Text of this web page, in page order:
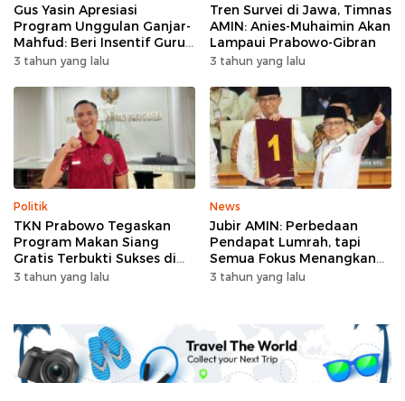
Gus Yasin Apresiasi
Program Unggulan Ganjar-
Mahfud: Beri Insentif Guru
Agama
3 tahun yang lalu
Tren Survei di Jawa, Timnas
AMIN: Anies-Muhaimin Akan
Lampaui Prabowo-Gibran
3 tahun yang lalu
Politik
TKN Prabowo Tegaskan
Program Makan Siang
Gratis Terbukti Sukses di
RI-Global
3 tahun yang lalu
News
Jubir AMIN: Perbedaan
Pendapat Lumrah, tapi
Semua Fokus Menangkan
Anies-Muhaimin
3 tahun yang lalu